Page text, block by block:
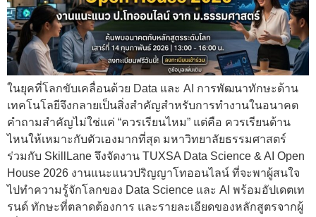
ในยุคที่โลกขับเคลื่อนด้วย Data และ AI การพัฒนาทักษะด้าน
เทคโนโลยีจึงกลายเป็นสิ่งสำคัญสำหรับการทำงานในอนาคต
คำถามสำคัญไม่ใช่แค่ “ควรเรียนไหม” แต่คือ ควรเรียนด้าน
ไหนให้เหมาะกับตัวเองมากที่สุด มหาวิทยาลัยธรรมศาสตร์
ร่วมกับ SkillLane จึงจัดงาน TUXSA Data Science & AI Open
House 2026 งานแนะแนวปริญญาโทออนไลน์ ที่จะพาผู้สนใจ
ไปทำความรู้จักโลกของ Data Science และ AI พร้อมอัปเดตเท
รนด์ ทักษะที่ตลาดต้องการ และรายละเอียดของหลักสูตรจากผู้